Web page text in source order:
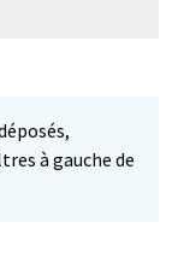
à gauche de